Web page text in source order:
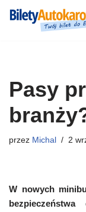
Pasy
przez Michal 2
W nowych